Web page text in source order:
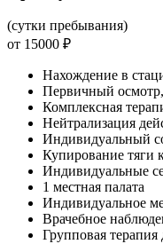
(сутки пребывания)
от 15000 ₽
Нахождение в
Первичный
Комплексная
Нейтрализация
Индивидуальный
Купирование тяги
Индивидуальные
1 местная палата
Индивидуальное
Врачебное
Групповая терапия